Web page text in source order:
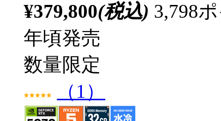
¥379,800(税込) 3,798
年頃発売
数量限定
（1）